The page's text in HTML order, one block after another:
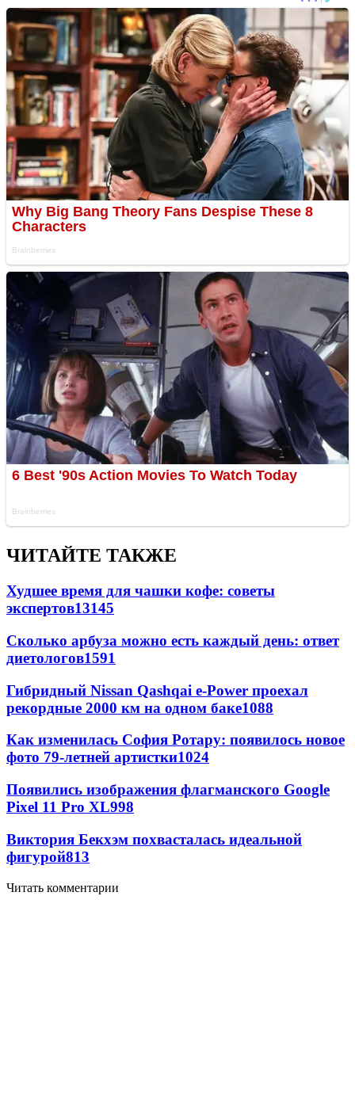
ЧИТАЙТЕ ТАКЖЕ
Худшее время для чашки кофе: советы
экспертов13145
Сколько арбуза можно есть каждый день: ответ
диетологов1591
Гибридный Nissan Qashqai e-Power проехал
рекордные 2000 км на одном баке1088
Как изменилась София Ротару: появилось новое
фото 79-летней артистки1024
Появились изображения флагманского Google
Pixel 11 Pro XL998
Виктория Бекхэм похвасталась идеальной
фигурой813
Читать комментарии